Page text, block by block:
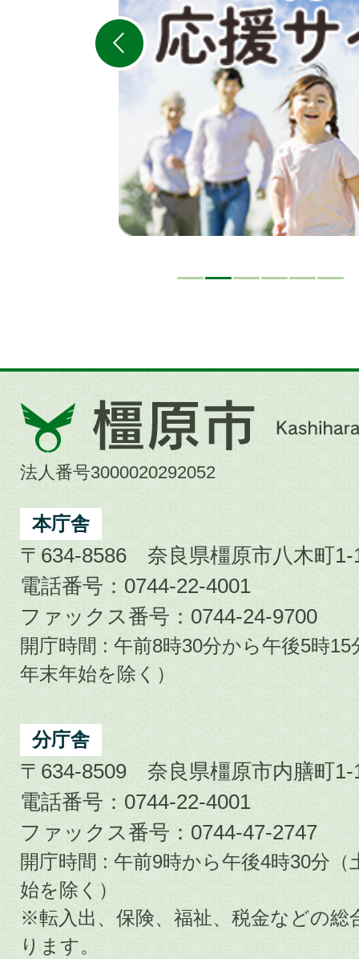
ス
ラ
橿
原
市
City
法人番号3000020292052
本庁舎
〒634-8586 奈良県橿原市八木町1-
電話番号：0744-22-4001
ファックス番号：0744-24-9700
開庁時間 : 午前8時30分から午後5時
年末年始を除く）
分庁舎
〒634-8509 奈良県橿原市内膳町1-
電話番号：0744-22-4001
ファックス番号：0744-47-2747
開庁時間 : 午前9時から午後4時30分
始を除く）
※転入出、保険、福祉、税金などの総
ります。